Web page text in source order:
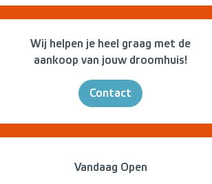
Wij helpen je heel graag met de
aankoop van jouw droomhuis!
Contact
Vandaag Open